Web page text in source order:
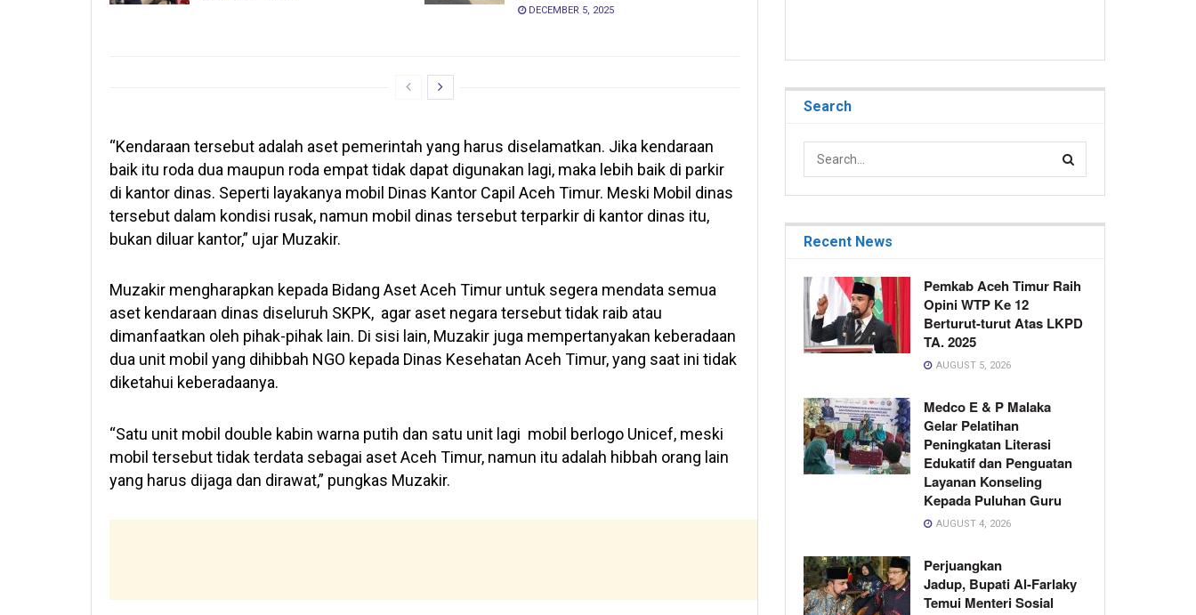
DECEMBER 5, 2025
“Kendaraan tersebut adalah aset pemerintah yang harus diselamatkan. Jika kendaraan
baik itu roda dua maupun roda empat tidak dapat digunakan lagi, maka lebih baik di parkir
di kantor dinas. Seperti layakanya mobil Dinas Kantor Capil Aceh Timur. Meski Mobil dinas
tersebut dalam kondisi rusak, namun mobil dinas tersebut terparkir di kantor dinas itu,
bukan diluar kantor,” ujar Muzakir.
Muzakir mengharapkan kepada Bidang Aset Aceh Timur untuk segera mendata semua
aset kendaraan dinas diseluruh SKPK, agar aset negara tersebut tidak raib atau
dimanfaatkan oleh pihak-pihak lain. Di sisi lain, Muzakir juga mempertanyakan keberadaan
dua unit mobil yang dihibbah NGO kepada Dinas Kesehatan Aceh Timur, yang saat ini tidak
diketahui keberadaanya.
“Satu unit mobil double kabin warna putih dan satu unit lagi mobil berlogo Unicef, meski
mobil tersebut tidak terdata sebagai aset Aceh Timur, namun itu adalah hibbah orang lain
yang harus dijaga dan dirawat,” pungkas Muzakir.
Search
Recent News
Pemkab Aceh Timur Raih
Opini WTP Ke 12
Berturut-turut Atas LKPD
TA. 2025
AUGUST 5, 2026
Medco E & P Malaka
Gelar Pelatihan
Peningkatan Literasi
Edukatif dan Penguatan
Layanan Konseling
Kepada Puluhan Guru
AUGUST 4, 2026
Perjuangkan
Jadup, Bupati Al-Farlaky
Temui Menteri Sosial